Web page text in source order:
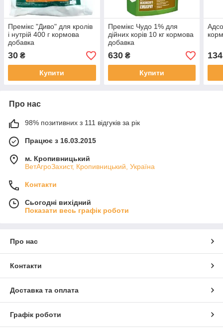
Премікс "Диво" для кролів
і нутрій 400 г кормова
добавка
30 ₴
Купити
Премікс Чудо 1% для
дійних корів 10 кг кормова
добавка
630₴
Купити
134
Про нас
98% позитивних з 111 відгуків за рік
Працює з 16.03.2015
м. Кропивницький
ВетАгроЗахист, Кропивницький, Україна
Контакти
Сьогодні вихідний
Показати весь графік роботи
Про нас
Контакти
Доставка та оплата
Графік роботи